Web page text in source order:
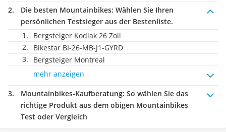
Die besten Mountainbikes: Wählen Sie Ihren
persönlichen Testsieger aus der Bestenliste.
Bergsteiger Kodiak 26 Zoll
Bikestar BI-26-MB-J1-GYRD
Bergsteiger Montreal
mehr anzeigen
Mountainbikes-Kaufberatung: So wählen Sie das
richtige Produkt aus dem obigen Mountainbikes
Test oder Vergleich